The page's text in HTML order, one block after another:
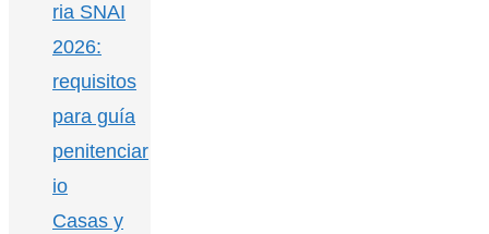
ria SNAI
2026:
requisitos
para guía
penitenciar
io
Casas y